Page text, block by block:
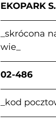
EKOPARK
_skrócona
wie_
02-486
_kod